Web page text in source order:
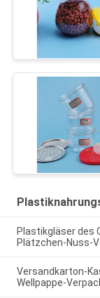
Plastikgläser des
Plätzchen-Nuss-
Versandkarton-
Wellpappe-